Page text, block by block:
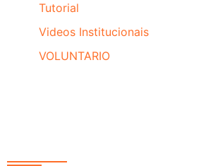
Tutorial
Videos Institucionais
VOLUNTARIO